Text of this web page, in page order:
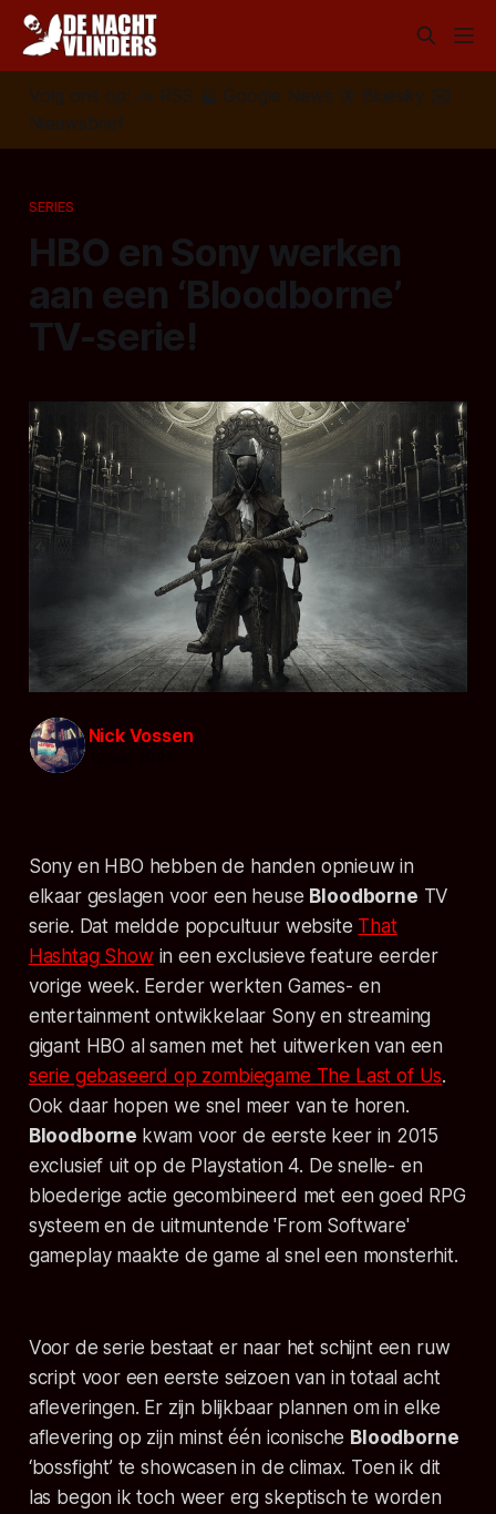
Volg ons op: 📣 RSS 📰 Google News 🦋 Bluesky
✉️
Nieuwsbrief
SERIES
HBO en Sony werken
aan een ‘Bloodborne’
TV-serie!
Nick Vossen
Sony en HBO hebben de handen opnieuw in
elkaar geslagen voor een heuse Bloodborne TV
serie. Dat meldde popcultuur website That
Hashtag Show in een exclusieve feature eerder
vorige week. Eerder werkten Games- en
entertainment ontwikkelaar Sony en streaming
gigant HBO al samen met het uitwerken van een
serie gebaseerd op zombiegame The Last of Us.
Ook daar hopen we snel meer van te horen.
Bloodborne kwam voor de eerste keer in 2015
exclusief uit op de Playstation 4. De snelle- en
bloederige actie gecombineerd met een goed RPG
systeem en de uitmuntende 'From Software'
gameplay maakte de game al snel een monsterhit.
Voor de serie bestaat er naar het schijnt een ruw
script voor een eerste seizoen van in totaal acht
afleveringen. Er zijn blijkbaar plannen om in elke
aflevering op zijn minst één iconische Bloodborne
‘bossfight’ te showcasen in de climax. Toen ik dit
las begon ik toch weer erg skeptisch te worden